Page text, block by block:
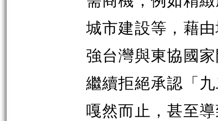
城市建設等，藉
強台灣與東協國
繼續拒絕承認「
嘎然而止，甚至